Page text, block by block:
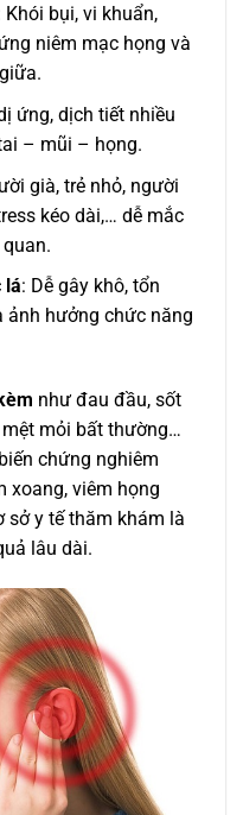
Khói bụi, vi khuẩn,
niêm mạc họng và
ứng, dịch tiết nhiều
– mũi – họng.
già, trẻ nhỏ, người
kéo dài,… dễ mắc
lá: Dễ gây khô, tổn
ảnh hưởng chức năng
như đau đầu, sốt
mệt mỏi bất thường…
chứng nghiêm
xoang, viêm họng
sở y tế thăm khám là
lâu dài.